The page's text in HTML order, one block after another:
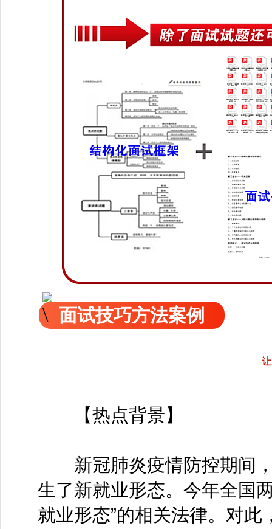
面试技巧方法案例
【热点背景】
新冠肺炎疫情防控期间，
生了新就业形态。今年全国
就业形态”的相关法律。对